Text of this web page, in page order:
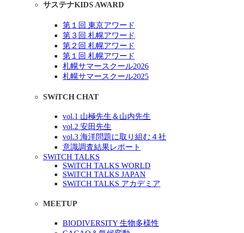
サステナKIDS AWARD
第１回 東京アワード
第３回 札幌アワード
第２回 札幌アワード
第１回 札幌アワード
札幌サマースクール2026
札幌サマースクール2025
SWiTCH CHAT
vol.1 山極先生＆山内先生
vol.2 安田先生
vol.3 海洋問題に取り組む４社
意識調査結果レポート
SWiTCH TALKS
SWiTCH TALKS WORLD
SWiTCH TALKS JAPAN
SWiTCH TALKS アカデミア
MEETUP
BIODIVERSITY 生物多様性